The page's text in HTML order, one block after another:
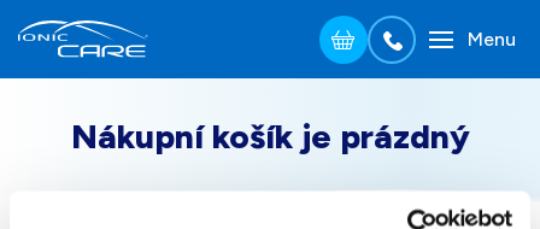
Menu
Nákupní košík je prázdný